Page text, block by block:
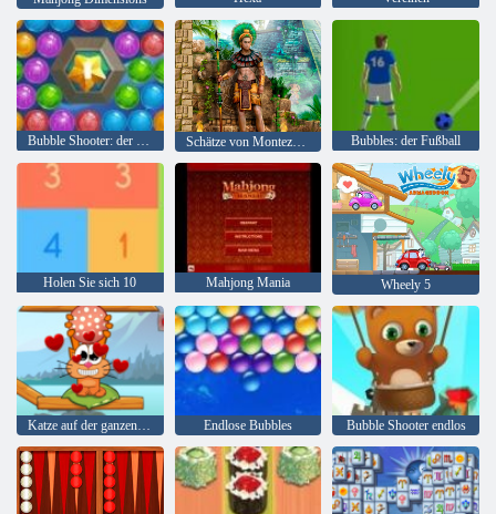
Schätze von Montezuma 2 Bubbles: der Fußball
Holen Sie sich 10 Mahjong Mania Wheely 5
Katze auf der ganzen Welt - Alpenseen Endlose Bubbles Bubble Shooter endlos